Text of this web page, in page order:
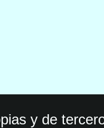
y de